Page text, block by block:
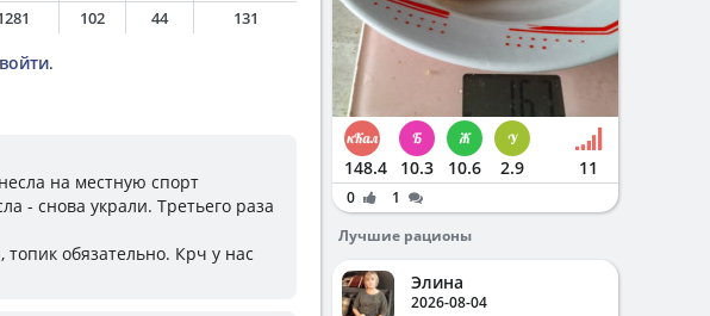
102 44 131
войти.
на местную спорт
- снова украли. Третьего раза
обязательно. Крч у нас
148.4 10.3 10.6 2.9 11
0
1
Лучшие рационы
Элина
2026-08-04